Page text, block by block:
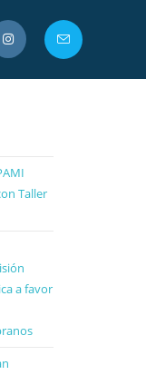
Taller
a favor